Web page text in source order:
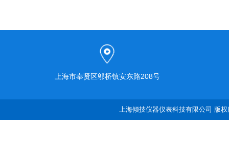
上海市奉贤区邬桥镇安东路208号
上海倾技仪器仪表科技有限公司 版